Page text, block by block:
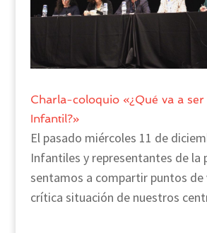
Charla-coloquio «¿Qué va a ser
Infantil?»
El pasado miércoles 11 de
Infantiles y representantes de la
sentamos a compartir puntos de
crítica situación de nuestros